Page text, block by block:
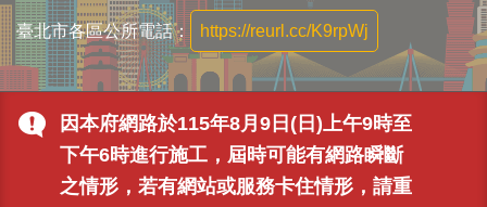
因本府網路於115年8月9日(日)上午9時至
下午6時進行施工，屆時可能有網路瞬斷
之情形，若有網站或服務卡住情形，請重
臺北市各區公所電話： https://reurl.cc/K9rpWj